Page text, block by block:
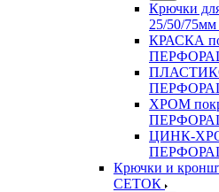
Крючки
25/50/75мм
КРАСКА
ХРОМ
ЦИНК-
Крючки и
СЕТОК